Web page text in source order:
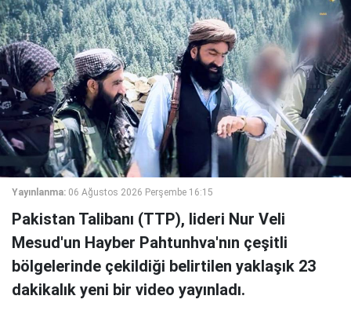
Yayınlanma: 06 Ağustos 2026 Perşembe 16:15
Pakistan Talibanı (TTP), lideri Nur Veli
Mesud'un Hayber Pahtunhva'nın çeşitli
bölgelerinde çekildiği belirtilen yaklaşık 23
dakikalık yeni bir video yayınladı.